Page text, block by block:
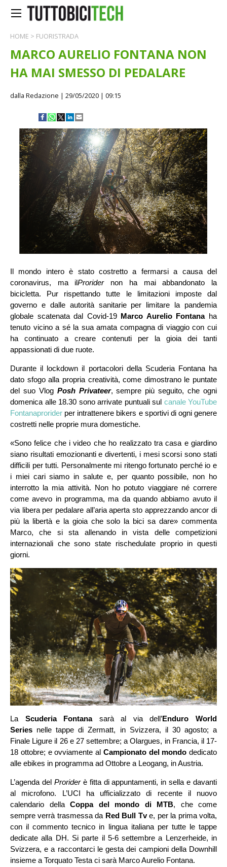
HOME > FUORISTRADA
MARCO AURELIO FONTANA NON
HA MAI SMESSO DI PEDALARE
dalla Redazione | 29/05/2020 | 09:15
Il mondo intero è stato costretto a fermarsi a causa del
coronavirus, ma ilProrider non ha mai abbandonato la
bicicletta. Pur rispettando tutte le limitazioni imposte dal
governo e dalle autorità sanitarie per limitare la pandemia
globale scatenata dal Covid-19 Marco Aurelio Fontana ha
tenuto vicino a sé la sua amata compagna di viaggio con cui
ha continuato a creare contenuti per la gioia dei tanti
appassionati di due ruote.
Durante il lockdown il portacolori della Scuderia Fontana ha
dato sfogo alla propria creatività, come dimostrano le puntate
del suo Vlog Posh Privateer, sempre più seguito, che ogni
domenica alle 18.30 sono arrivate puntuali sul canale YouTube
Fontanaprorider per intrattenere bikers e sportivi di ogni genere
costretti nelle proprie mura domestiche.
«Sono felice che i video che ho realizzato tra casa e giardino
siano risultati emozionanti e divertenti, i mesi scorsi sono stati
difficili per tutti. Personalmente mi ritengo fortunato perché io e
i miei cari siamo in salute e, per quanto possibile, non ho
interrotto la mia attività. Non ho potuto viaggiare né correre
come avevo in programma, ma da quando abbiamo avuto il
via libera per pedalare all’aria aperta sto apprezzando ancor di
più la libertà e la gioia che solo la bici sa dare» commenta
Marco, che si sta allenando in vista delle competizioni
internazionali che sono state rischedulate proprio in questi
giorni.
La Scuderia Fontana sarà al via dell’Enduro World
Series nelle tappe di Zermatt, in Svizzera, il 30 agosto; a
Finale Ligure il 26 e 27 settembre; a Olargues, in Francia, il 17-
18 ottobre; e ovviamente al Campionato del mondo dedicato
alle ebikes in programma ad Ottobre a Leogang, in Austria.
L’agenda del Prorider è fitta di appuntamenti, in sella e davanti
al microfono. L’UCI ha ufficializzato di recente il nuovo
calendario della
Coppa del mondo di MTB, che come
sempre verrà trasmessa da Red Bull Tv e, per la prima volta,
con il commento tecnico in lingua italiana per tutte le tappe
dedicate alla DH. Si parte il 5-6 settembre a Lenzerheide, in
Svizzera, e a raccontarci le gesta dei campioni della Downhill
insieme a Torquato Testa ci sarà Marco Aurelio Fontana.